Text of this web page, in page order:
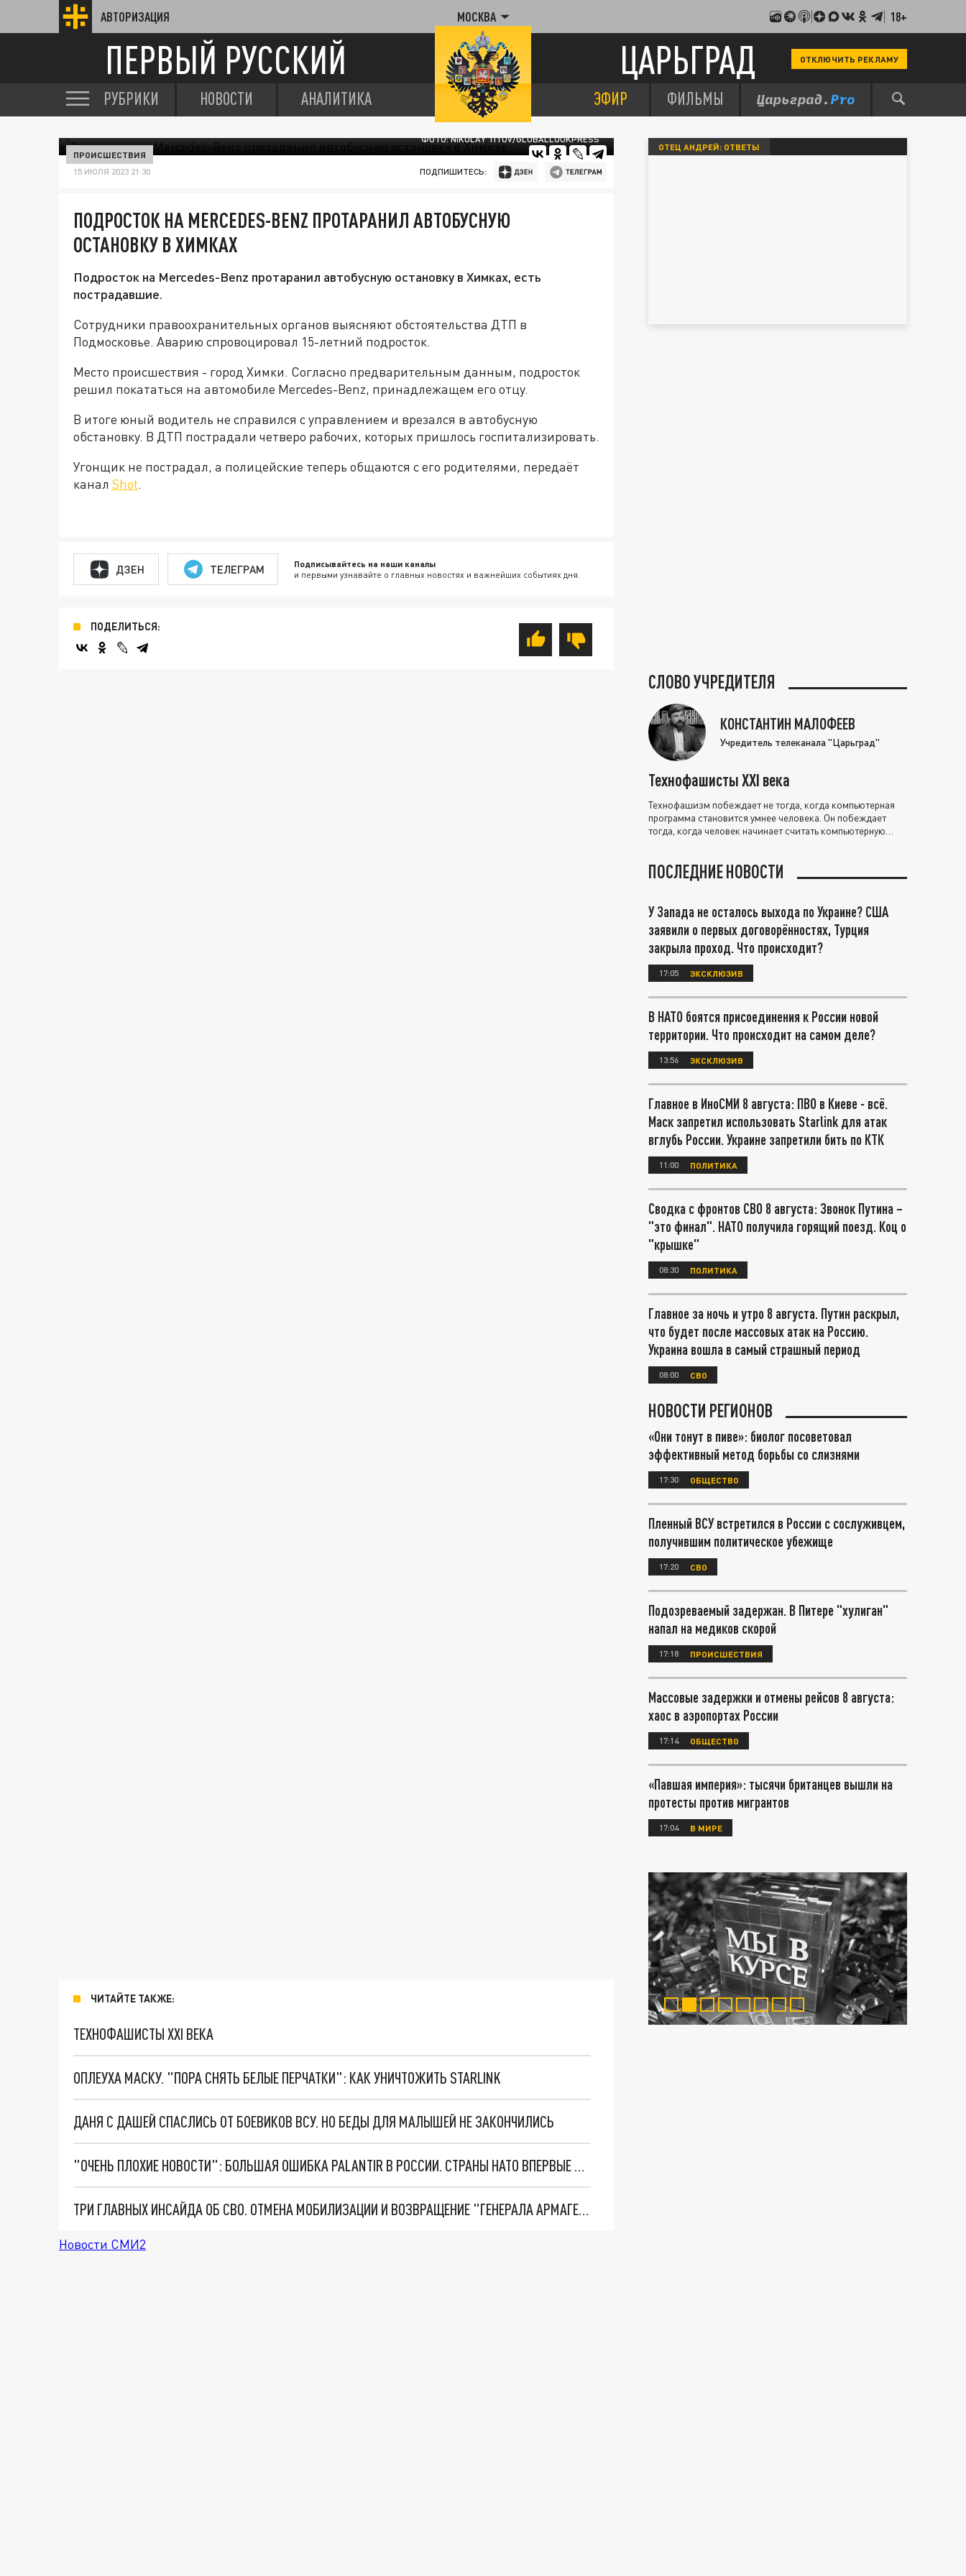
АВТОРИЗАЦИЯ МОСКВА 18+
ПЕРВЫЙ РУССКИЙ ЦАРЬГРАД ОТКЛЮЧИТЬ РЕКЛАМУ
РУБРИКИ НОВОСТИ АНАЛИТИКА ЭФИР ФИЛЬМЫ
ФОТО: NIKOLAY TITOV/GLOBALLOOKPRESS
ПРОИСШЕСТВИЯ
15 ИЮЛЯ 2023 21:30 ПОДПИШИТЕСЬ:
ПОДРОСТОК НА MERCEDES-BENZ ПРОТАРАНИЛ АВТОБУСНУЮ
ОСТАНОВКУ В ХИМКАХ
Подросток на Mercedes-Benz протаранил автобусную остановку в Химках, есть
пострадавшие.
Сотрудники правоохранительных органов выясняют обстоятельства ДТП в
Подмосковье. Аварию спровоцировал 15-летний подросток.
Место происшествия - город Химки. Согласно предварительным данным, подросток
решил покататься на автомобиле Mercedes-Benz, принадлежащем его отцу.
В итоге юный водитель не справился с управлением и врезался в автобусную
обстановку. В ДТП пострадали четверо рабочих, которых пришлось госпитализировать.
Угонщик не пострадал, а полицейские теперь общаются с его родителями, передаёт
канал Shot.
ДЗЕН ТЕЛЕГРАМ Подписывайтесь на наши каналы
и первыми узнавайте о главных новостях и важнейших событиях дня.
ПОДЕЛИТЬСЯ:
ЧИТАЙТЕ ТАКЖЕ:
ТЕХНОФАШИСТЫ XXI ВЕКА
ОПЛЕУХА МАСКУ. "ПОРА СНЯТЬ БЕЛЫЕ ПЕРЧАТКИ": КАК УНИЧТОЖИТЬ STARLINK
ДАНЯ С ДАШЕЙ СПАСЛИСЬ ОТ БОЕВИКОВ ВСУ. НО БЕДЫ ДЛЯ МАЛЫШЕЙ НЕ ЗАКОНЧИЛИСЬ
"ОЧЕНЬ ПЛОХИЕ НОВОСТИ": БОЛЬШАЯ ОШИБКА PALANTIR В РОССИИ. СТРАНЫ НАТО ВПЕРВЫЕ ЗА СВО ОСТАНОВИЛИ ПОСТАВКИ ОРУЖИЯ. ВСУ ТЕРЯЮТ ПРИГРАНИЧЬЕ?
ТРИ ГЛАВНЫХ ИНСАЙДА ОБ СВО. ОТМЕНА МОБИЛИЗАЦИИ И ВОЗВРАЩЕНИЕ "ГЕНЕРАЛА АРМАГЕДДОНА"? ОТЛИЧНЫЕ НОВОСТИ, КОТОРЫЕ ЖДАЛИ ВСЕ
Новости СМИ2
ОТЕЦ АНДРЕЙ: ОТВЕТЫ
СЛОВО УЧРЕДИТЕЛЯ
КОНСТАНТИН МАЛОФЕЕВ
Учредитель телеканала "Царьград"
Технофашисты XXI века
Технофашизм побеждает не тогда, когда компьютерная
программа становится умнее человека. Он побеждает
тогда, когда человек начинает считать компьютерную
ПОСЛЕДНИЕ НОВОСТИ
У Запада не осталось выхода по Украине? США
заявили о первых договорённостях, Турция
закрыла проход. Что происходит?
17:05 ЭКСКЛЮЗИВ
В НАТО боятся присоединения к России новой
территории. Что происходит на самом деле?
13:56 ЭКСКЛЮЗИВ
Главное в ИноСМИ 8 августа: ПВО в Киеве - всё.
Маск запретил использовать Starlink для атак
вглубь России. Украине запретили бить по КТК
11:00 ПОЛИТИКА
Сводка с фронтов СВО 8 августа: Звонок Путина –
"это финал". НАТО получила горящий поезд. Коц о
"крышке"
08:30 ПОЛИТИКА
Главное за ночь и утро 8 августа. Путин раскрыл,
что будет после массовых атак на Россию.
Украина вошла в самый страшный период
08:00 СВО
НОВОСТИ РЕГИОНОВ
«Они тонут в пиве»: биолог посоветовал
эффективный метод борьбы со слизнями
17:30 ОБЩЕСТВО
Пленный ВСУ встретился в России с сослуживцем,
получившим политическое убежище
17:20 СВО
Подозреваемый задержан. В Питере "хулиган"
напал на медиков скорой
17:18 ПРОИСШЕСТВИЯ
Массовые задержки и отмены рейсов 8 августа:
хаос в аэропортах России
17:14 ОБЩЕСТВО
«Павшая империя»: тысячи британцев вышли на
протесты против мигрантов
17:04 В МИРЕ